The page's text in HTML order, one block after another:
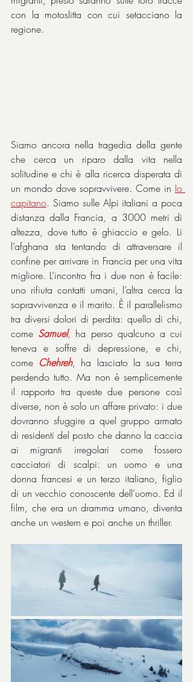
con la motoslitta con cui setacciano la
regione.
Siamo ancora nella tragedia della gente
che cerca un riparo dalla vita nella
solitudine e chi è alla ricerca disperata di
un mondo dove sopravvivere. Come in Io
capitano. Siamo sulle Alpi italiani a poca
distanza dalla Francia, a 3000 metri di
altezza, dove tutto è ghiaccio e gelo. Li
l’afghana sta tentando di attraversare il
confine per arrivare in Francia per una vita
migliore. L’incontro fra i due non è facile:
uno rifiuta contatti umani, l’altra cerca la
sopravvivenza e il marito. È il parallelismo
tra diversi dolori di perdita: quello di chi,
come Samuel, ha perso qualcuno a cui
teneva e soffre di depressione, e chi,
come Chehreh, ha lasciato la sua terra
perdendo tutto. Ma non è semplicemente
il rapporto tra queste due persone così
diverse, non è solo un affare privato: i due
dovranno sfuggire a quel gruppo armato
di residenti del posto che danno la caccia
ai migranti irregolari come fossero
cacciatori di scalpi: un uomo e una
donna francesi e un terzo italiano, figlio
di un vecchio conoscente dell’uomo. Ed il
film, che era un dramma umano, diventa
anche un western e poi anche un thriller.